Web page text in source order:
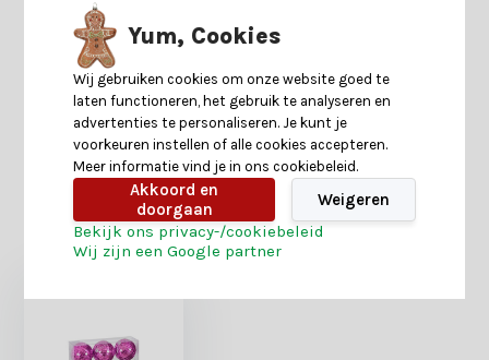
Specificaties
Reviews
Heb je nog interesse in deze recent bekeken
producten?
Yum, Cookies
Wij gebruiken cookies om onze website goed te
laten functioneren, het gebruik te analyseren en
advertenties te personaliseren. Je kunt je
voorkeuren instellen of alle cookies accepteren.
Meer informatie vind je in ons cookiebeleid.
Akkoord en
doorgaan
Weigeren
Bekijk ons privacy-/cookiebeleid
Wij zijn een Google partner